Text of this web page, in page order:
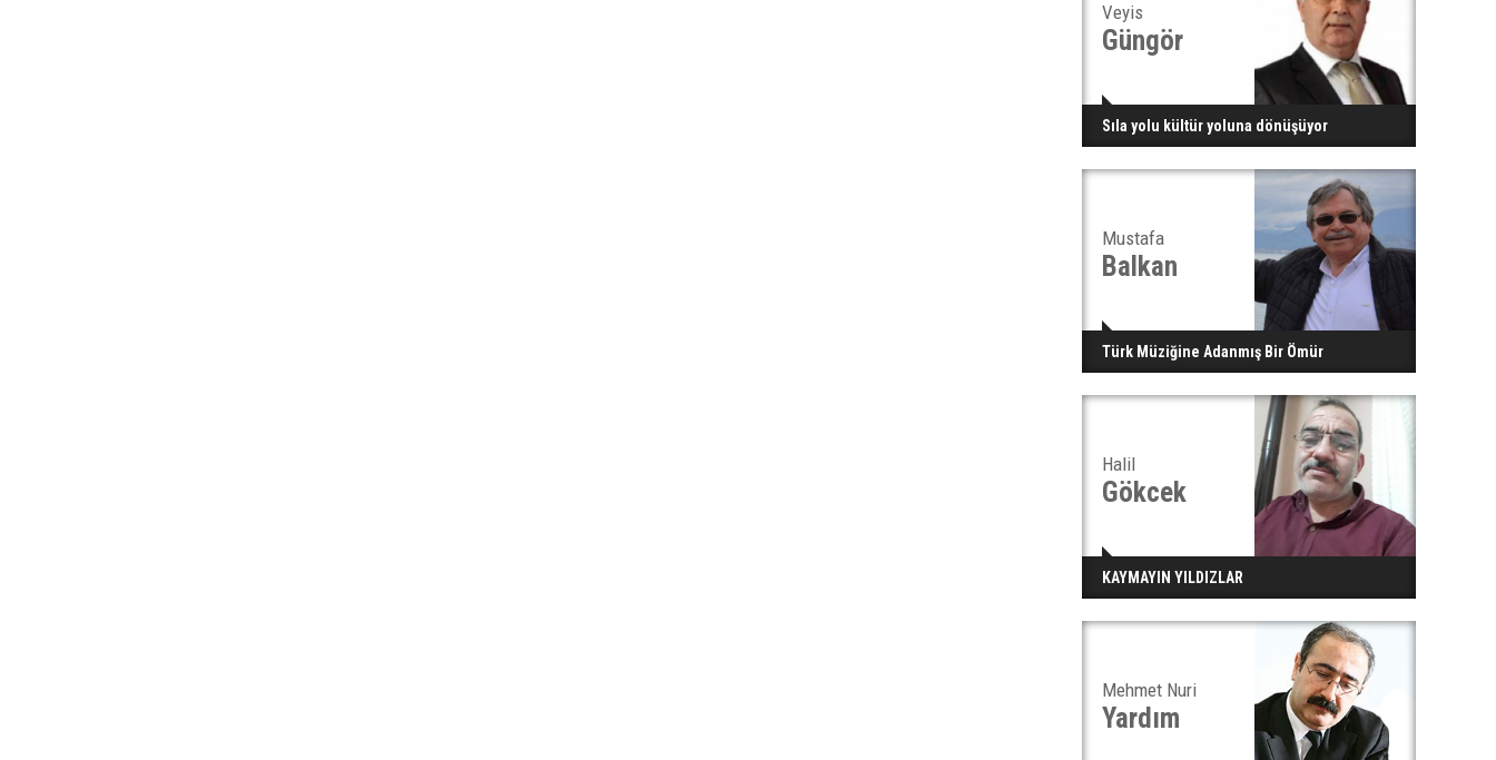
Veyis
Güngör
Sıla yolu kültür yoluna dönüşüyor
Mustafa
Balkan
Türk Müziğine Adanmış Bir Ömür
Halil
Gökcek
KAYMAYIN YILDIZLAR
Mehmet Nuri
Yardım